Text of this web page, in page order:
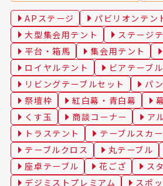
APステージ
パビリオンテン
大型集会用テント
ステージ
平台・箱馬
集会用テント
ロイヤルテント
ビアテーブ
リビングテーブルセット
パ
祭壇枠
紅白幕・青白幕
くす玉
商談コーナー
ア
トラステント
テーブルスカ
テーブルクロス
丸テーブル
座卓テーブル
花ござ
ス
デジミストプレミアム
スポ